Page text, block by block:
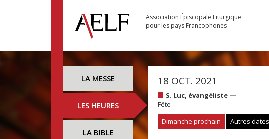
Association Épiscopale Liturgique
pour les pays Francophones
LA MESSE
LES HEURES
LA BIBLE
18 OCT. 2021
S. Luc, évangéliste —
Fête
Dimanche prochain
Autres dates